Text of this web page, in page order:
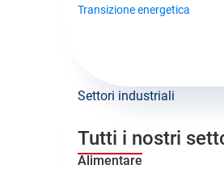
Transizione energetica
Settori industriali
Tutti i nostri
Alimentare